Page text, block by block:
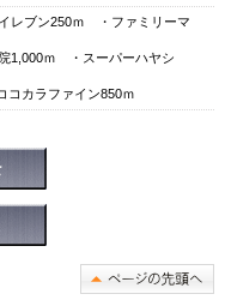
レブン250ｍ ・ファミリーマ
1,000ｍ ・スーパーハヤシ
コカラファイン850ｍ